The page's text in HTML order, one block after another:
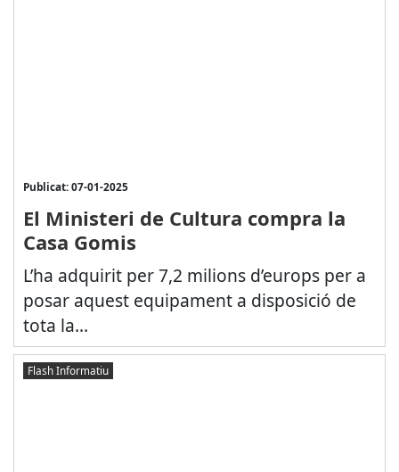
Publicat: 07-01-2025
El Ministeri de Cultura compra la
Casa Gomis
L’ha adquirit per 7,2 milions d’europs per a
posar aquest equipament a disposició de
tota la...
Flash Informatiu